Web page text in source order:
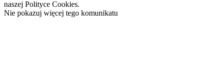
naszej Polityce Cookies.
Nie pokazuj więcej tego komunikatu